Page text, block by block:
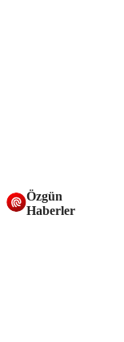
Özgün
Haberler